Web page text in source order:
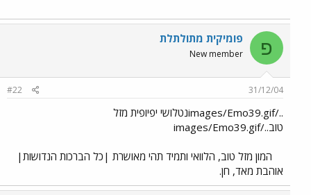
פ פומיקית מתולתלת
New member
31/12/04
#22
../images/Emo39.gifנטלושי יפיופית מזל
טוב../images/Emo39.gif
המון מזל טוב, הלוואי ותמיד תהי מאושרת |כל הברכות הנדושות|
אוהבת מאד, חן.